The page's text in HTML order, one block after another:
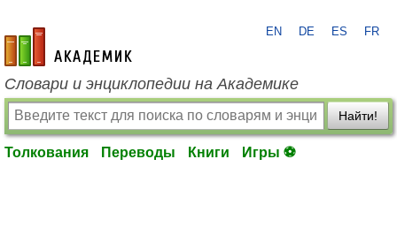
academic.ru
EN DE ES FR
Словари и энциклопедии на Академике
Найти!
Толкования Переводы Книги Игры ⚽